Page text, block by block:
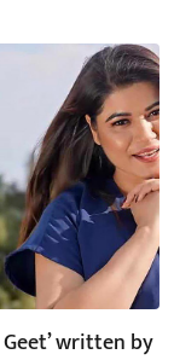
written by